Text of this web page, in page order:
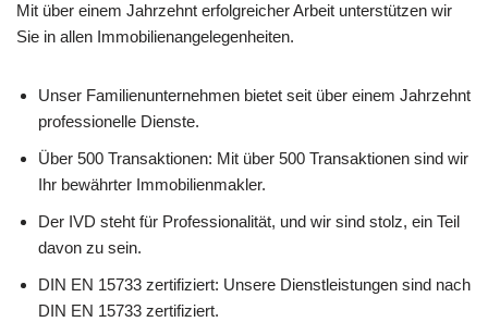
Mit über einem Jahrzehnt erfolgreicher Arbeit unterstützen wir
Sie in allen Immobilienangelegenheiten.
Unser Familienunternehmen bietet seit über einem Jahrzehnt
professionelle Dienste.
Über 500 Transaktionen: Mit über 500 Transaktionen sind wir
Ihr bewährter Immobilienmakler.
Der IVD steht für Professionalität, und wir sind stolz, ein Teil
davon zu sein.
DIN EN 15733 zertifiziert: Unsere Dienstleistungen sind nach
DIN EN 15733 zertifiziert.